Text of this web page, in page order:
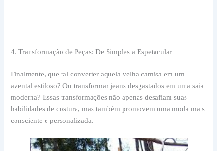
4. Transformação de Peças: De Simples a Espetacular
Finalmente, que tal converter aquela velha camisa em um
avental estiloso? Ou transformar jeans desgastados em uma saia
moderna? Essas transformações não apenas desafiam suas
habilidades de costura, mas também promovem uma moda mais
consciente e personalizada.